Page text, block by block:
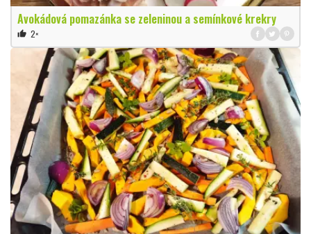
Avokádová pomazánka se zeleninou a semínkové krekry
thumb_up 2×